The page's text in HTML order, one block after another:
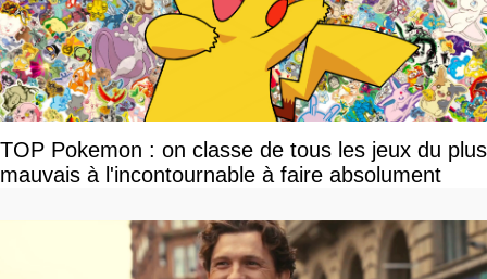
TOP Pokemon : on classe de tous les jeux du plus
mauvais à l'incontournable à faire absolument